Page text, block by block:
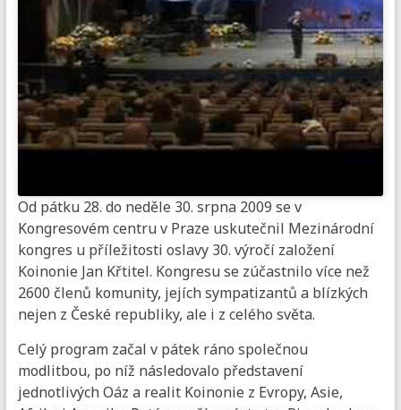
Od pátku 28. do neděle 30. srpna 2009 se v
Kongresovém centru v Praze uskutečnil Mezinárodní
kongres u příležitosti oslavy 30. výročí založení
Koinonie Jan Křtitel. Kongresu se zúčastnilo více než
2600 členů komunity, jejích sympatizantů a blízkých
nejen z České republiky, ale i z celého světa.
Celý program začal v pátek ráno společnou
modlitbou, po níž následovalo představení
jednotlivých Oáz a realit Koinonie z Evropy, Asie,